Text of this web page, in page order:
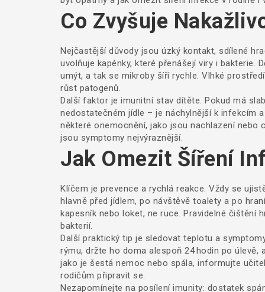
Co Zvyšuje
Nejčastější důvody jsou úzký kontakt, sdílené
uvolňuje kapénky, které přenášejí viry i bakterie.
umýt, a tak se mikroby šíří rychle. Vlhké
růst patogenů.
Další faktor je imunitní stav dítěte. Pokud má
nedostatečném jídle – je náchylnější k infekcím
některé onemocnění, jako jsou nachlazení nebo
jsou symptomy nejvýraznější.
Jak Omezit Šíření
Klíčem je prevence a rychlá reakce. Vždy se
hlavně před jídlem, po návštěvě toalety a po
kapesník nebo loket, ne ruce. Pravidelné čištění
bakterií.
Další praktický tip je sledovat teplotu a
rýmu, držte ho doma alespoň 24 hodin po
jako je šestá nemoc nebo spála, informujte
rodičům připravit se.
Nezapomínejte na posílení imunity: dostatek